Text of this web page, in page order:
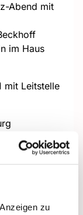
zu
Abend mit
im Haus
mit Leitstelle
und
danach